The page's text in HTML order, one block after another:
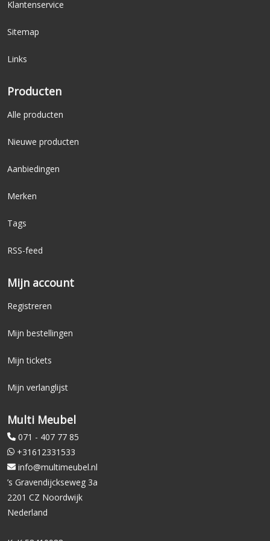
Breedte
Totale
Totale diepte:
Klantenservice
Sitemap
Links
Producten
Alle producten
Nieuwe producten
Aanbiedingen
Merken
Tags
RSS-feed
Mijn account
Registreren
Mijn bestellingen
Mijn tickets
Mijn verlanglijst
Multi Meubel
071 - 407 77 85
+31612331533
info@multimeubel.nl
’s Gravendijckseweg 3a
2201 CZ Noordwijk
Nederland